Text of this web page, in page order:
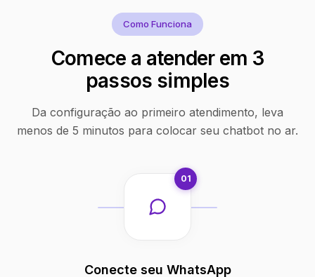
Como Funciona
Comece a atender em 3
passos simples
Da configuração ao primeiro atendimento, leva
menos de 5 minutos para colocar seu chatbot no ar.
01
Conecte seu WhatsApp